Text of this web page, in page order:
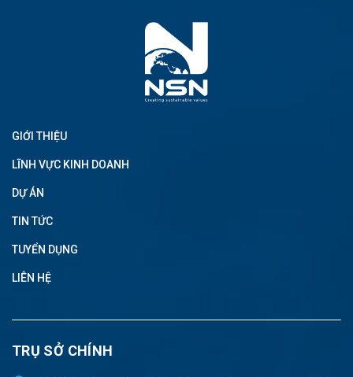
GIỚI THIỆU
LĨNH VỰC KINH DOANH
DỰ ÁN
TIN TỨC
TUYỂN DỤNG
LIÊN HỆ
TRỤ SỞ CHÍNH